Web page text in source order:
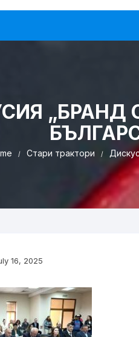
„БРАНД
Стари трактори
16, 2025